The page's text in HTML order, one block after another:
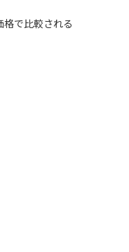
で比較される